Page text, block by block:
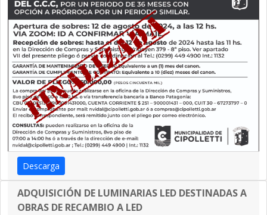
Descarga
ADQUISICIÓN DE LUMINARIAS LED DESTINADAS A
OBRAS DE RECAMBIO A LED